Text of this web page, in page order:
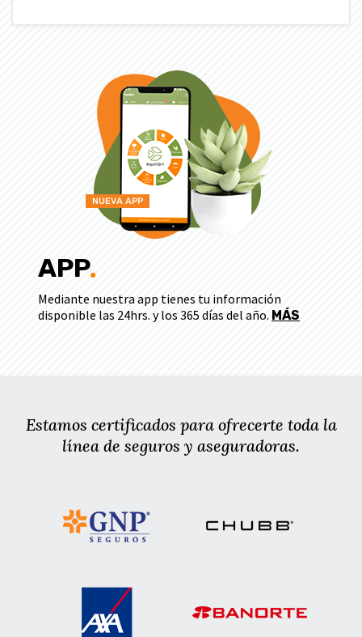
APP
Mediante nuestra app tienes tu información
disponible las 24hrs. y los 365 días del año. MÁS
Estamos certificados para ofrecerte toda la
línea de seguros y aseguradoras.